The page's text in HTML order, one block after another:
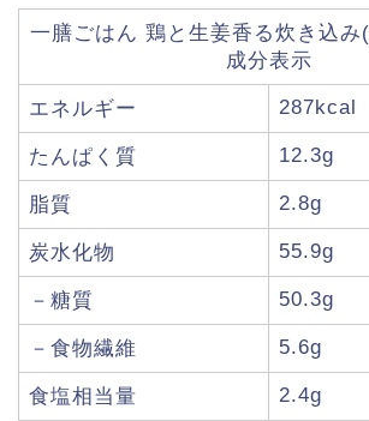
一膳ごはん 鶏と生姜香る炊き込み
成分表示
エネルギー 287kcal
たんぱく質 12.3g
脂質 2.8g
炭水化物 55.9g
－糖質 50.3g
－食物繊維 5.6g
食塩相当量 2.4g